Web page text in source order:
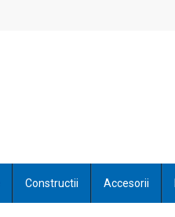
Constructii Accesorii